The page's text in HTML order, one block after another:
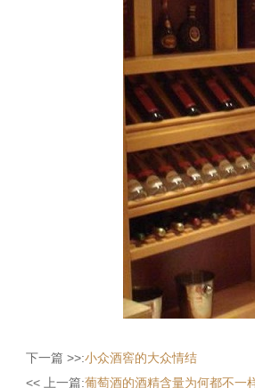
下一篇 >>:小众酒窖的大众情结
<< 上一篇:葡萄酒的酒精含量为何都不一